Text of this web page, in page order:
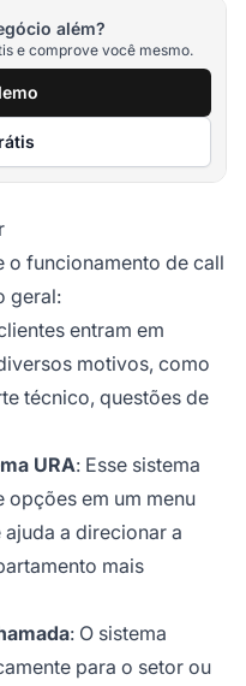
além?
e comprove você mesmo.
o funcionamento de call
geral:
entram em
motivos, como
técnico, questões de
URA: Esse sistema
opções em um menu
a direcionar a
mais
: O sistema
para o setor ou